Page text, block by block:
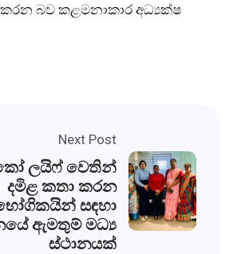
බව කළමනාකාර අධ්‍යක්ෂ
Next Post
ලයිෆ් වෙතින්
දමිළ කතා කරන
සඳහා
ඇමතුම් මධ්‍ය
ස්ථානයක්